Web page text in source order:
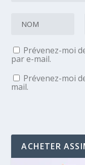
Prévenez-moi
par e-mail.
Prévenez-moi
mail.
ACHETER